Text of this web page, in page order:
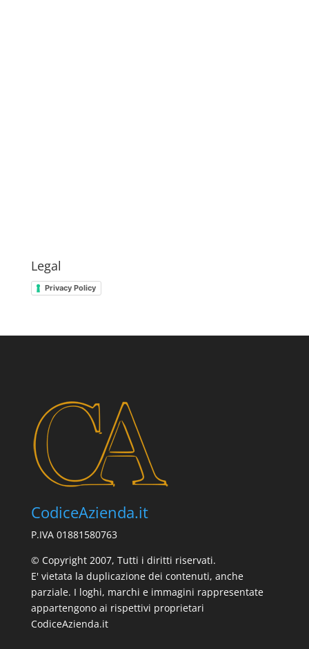
Legal
Privacy Policy
CodiceAzienda.it
P.IVA 01881580763
© Copyright 2007, Tutti i diritti riservati.
E' vietata la duplicazione dei contenuti, anche
parziale. I loghi, marchi e immagini rappresentate
appartengono ai rispettivi proprietari
CodiceAzienda.it